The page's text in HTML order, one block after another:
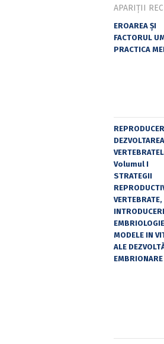
APARIȚII
EROAREA ȘI
FACTORUL
PRACTICA
DEZVOLTAREA
Volumul I
STRATEGII
VERTEBRATE,
MODELE IN
ALE
EMBRIONARE